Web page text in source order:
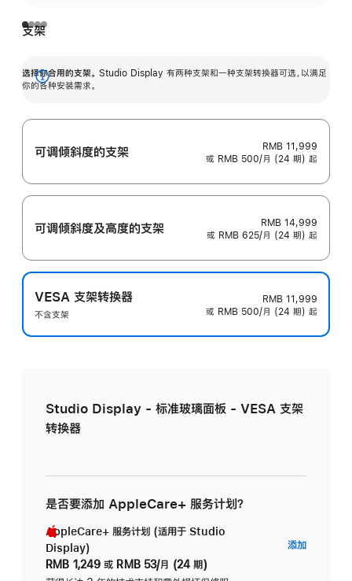
支架
选择你合用的支架。 Studio Display 有两种支架和一种支架转换器可选，以满足
你的各种安装需求。
展
可调倾斜度的支架
RMB 11,999
或 RMB 500/月 (24 期) 起
可调倾斜度及高‍度的支‍架
RMB 14,999
或 RMB 625/月 (24 期) 起
VESA 支架转换器
不含支架
RMB 11,999
或 RMB 500/月 (24 期) 起
Studio Display - 标准玻璃面板 - VESA 支架
转换器
是否要添加 AppleCare+ 服务计划？
AppleCare+ 服务计划 (适用于 Studio
Display)
RMB 1,249 或 RMB 53/月 (24 期)
添加